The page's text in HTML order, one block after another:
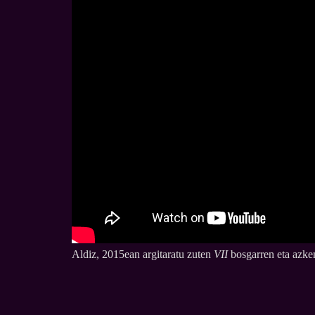
Aldiz, 2015ean argitaratu zuten VIIbosgarren eta